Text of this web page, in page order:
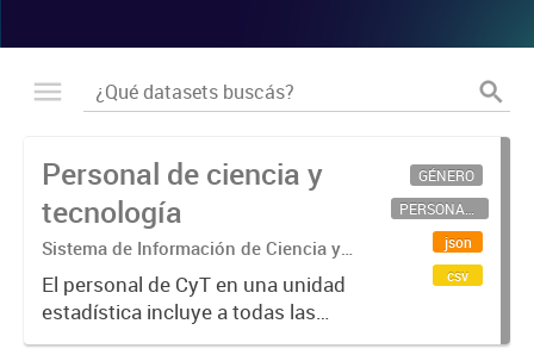
Personal de ciencia y
tecnología
Sistema de Información de Ciencia y
Tecnología Argentino (SICYTAR)
El personal de CyT en una unidad
estadística incluye a todas las
personas involucradas
GÉNERO
PERSONAL CIENTÍFICO-TECNOLÓGICO
json
csv